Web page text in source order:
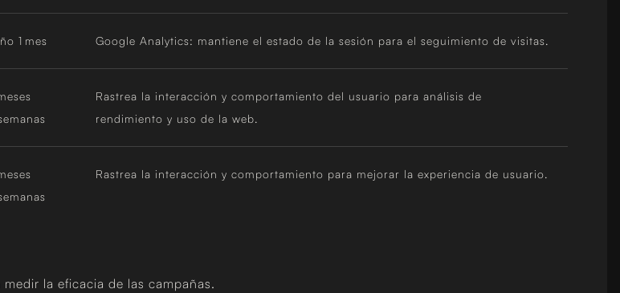
1 mes Google Analytics: mantiene el estado de la sesión para el seguimiento de visitas.
Rastrea la interacción y comportamiento del usuario para análisis de
rendimiento y uso de la web.
Rastrea la interacción y comportamiento para mejorar la experiencia de usuario.
la eficacia de las campañas.